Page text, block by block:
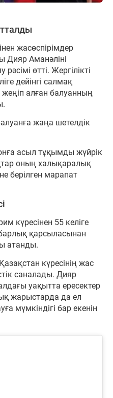
жасөспірімдер
Дияр Аманәліні
өтті. Жергілікті
дейінгі салмақ
алған балуанның
жаңа шетелдік
асыл тұқымды жүйрік
оның халықаралық
берілген марапат
күресінен 55 келіге
қарсыласынан
атанды.
күресінің жас
саналады. Дияр
уақытта ересектер
жарыстарда да ел
мүмкіндігі бар екенін